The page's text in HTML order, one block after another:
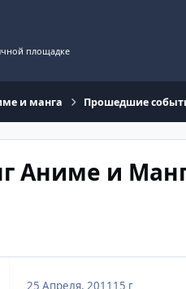
площадке
и манга Прошедшие
Аниме и
25 Апреля, 2011 15 г